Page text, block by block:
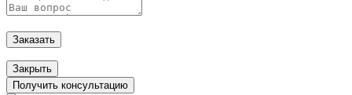
Заказать
Закрыть
Получить консультацию